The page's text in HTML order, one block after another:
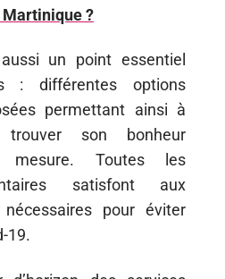
?
un point essentiel
: différentes options
permettant ainsi à
son bonheur
mesure. Toutes les
satisfont aux
pour éviter
19.